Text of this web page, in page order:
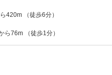
420m （徒歩6分）
ら76m （徒歩1分）